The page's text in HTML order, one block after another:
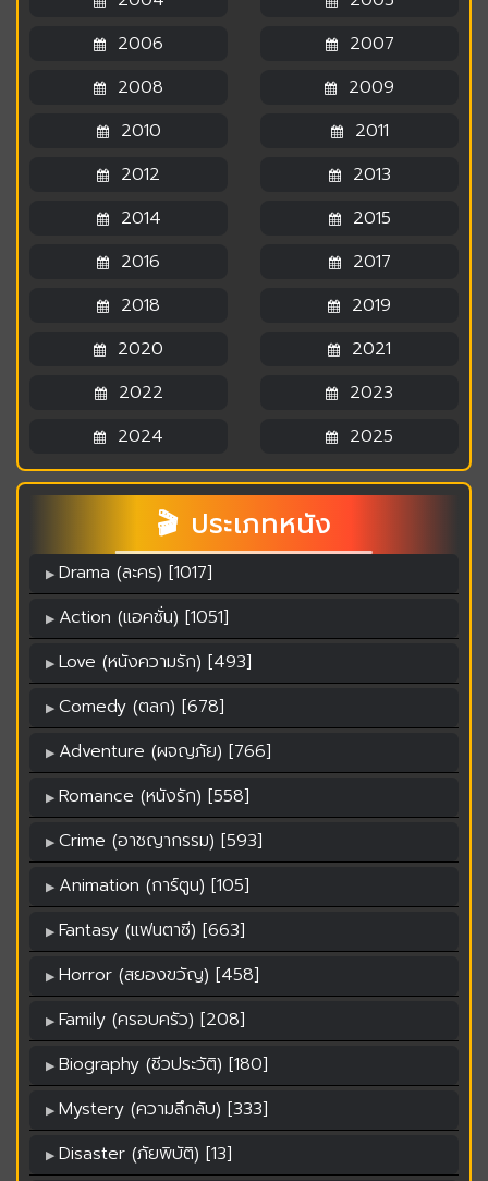
2006
2007
2008
2009
2010
2011
2012
2013
2014
2015
2016
2017
2018
2019
2020
2021
2022
2023
2024
2025
🎬 ประเภทหนัง
Drama (ละคร) [1017]
Action (แอคชั่น) [1051]
Love (หนังความรัก) [493]
Comedy (ตลก) [678]
Adventure (ผจญภัย) [766]
Romance (หนังรัก) [558]
Crime (อาชญากรรม) [593]
Animation (การ์ตูน) [105]
Fantasy (แฟนตาซี) [663]
Horror (สยองขวัญ) [458]
Family (ครอบครัว) [208]
Biography (ชีวประวัติ) [180]
Mystery (ความลึกลับ) [333]
Disaster (ภัยพิบัติ) [13]